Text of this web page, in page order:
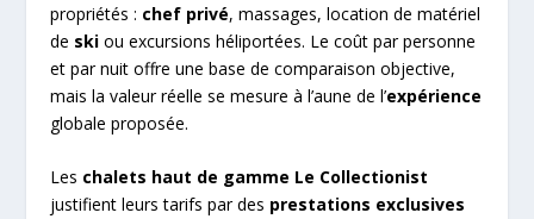
propriétés : chef privé, massages, location de matériel
de ski ou excursions héliportées. Le coût par personne
et par nuit offre une base de comparaison objective,
mais la valeur réelle se mesure à l’aune de l’expérience
globale proposée.
Les chalets haut de gamme Le Collectionist
justifient leurs tarifs par des prestations exclusives